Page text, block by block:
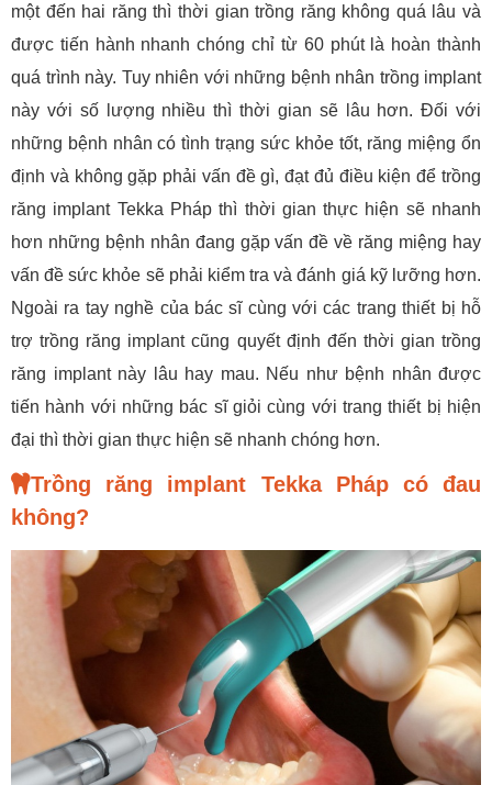
một đến hai răng thì thời gian trồng răng không quá lâu và
được tiến hành nhanh chóng chỉ từ 60 phút là hoàn thành
quá trình này. Tuy nhiên với những bệnh nhân trồng implant
này với số lượng nhiều thì thời gian sẽ lâu hơn. Đối với
những bệnh nhân có tình trạng sức khỏe tốt, răng miệng ổn
định và không gặp phải vấn đề gì, đạt đủ điều kiện để trồng
răng implant Tekka Pháp thì thời gian thực hiện sẽ nhanh
hơn những bệnh nhân đang gặp vấn đề về răng miệng hay
vấn đề sức khỏe sẽ phải kiểm tra và đánh giá kỹ lưỡng hơn.
Ngoài ra tay nghề của bác sĩ cùng với các trang thiết bị hỗ
trợ trồng răng implant cũng quyết định đến thời gian trồng
răng implant này lâu hay mau. Nếu như bệnh nhân được
tiến hành với những bác sĩ giỏi cùng với trang thiết bị hiện
đại thì thời gian thực hiện sẽ nhanh chóng hơn.
Trồng răng implant Tekka Pháp có đau
không?